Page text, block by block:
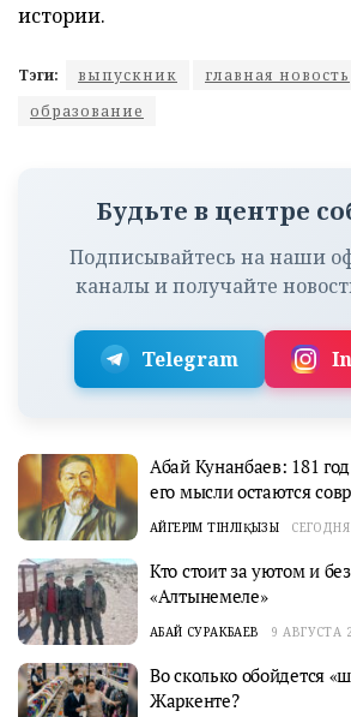
истории.
Тэги: выпускник главная новость
образование
Будьте в центре
Подписывайтесь на наши
каналы и получайте
Telegram
Абай Кунанбаев: 181
его мысли остаются
АЙГЕРІМ ТІНӘЛІҚЫЗЫ
Кто стоит за уютом и
«Алтынемеле»
АБАЙ СУРАКБАЕВ 9 АВГУСТА
Во сколько обойдется
Жаркенте?